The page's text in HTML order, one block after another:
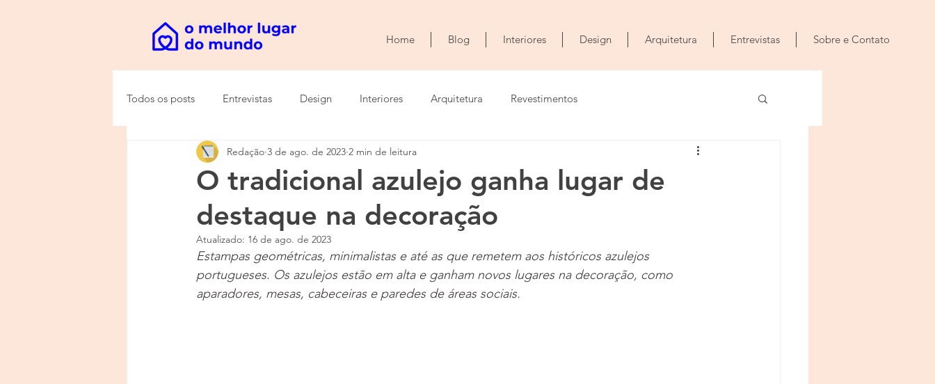
Home Blog Interiores Design Arquitetura Entrevistas Sobre e Contato
Todos os posts Entrevistas Design Interiores Arquitetura Revestimentos
O tradicional azulejo ganha lugar de
destaque na decoração
Redação 3 de ago. de 2023 2 min de leitura
Atualizado: 16 de ago. de 2023
Estampas geométricas, minimalistas e até as que remetem aos históricos azulejos
portugueses. Os azulejos estão em alta e ganham novos lugares na decoração, como
aparadores, mesas, cabeceiras e paredes de áreas sociais.